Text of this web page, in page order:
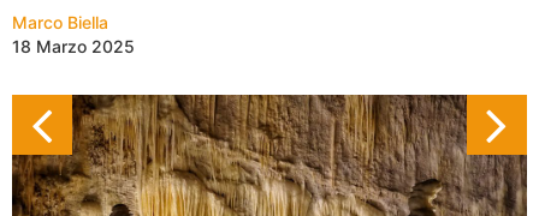
Marco Biella
18 Marzo 2025